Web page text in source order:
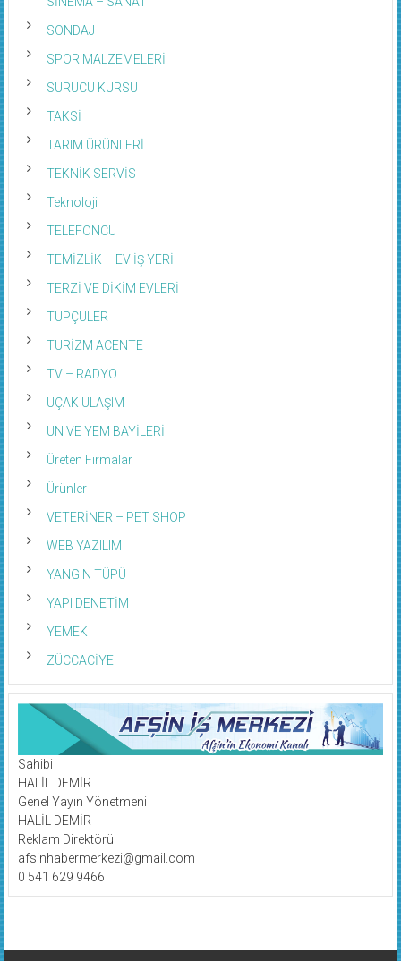
SONDAJ
SPOR MALZEMELERİ
SÜRÜCÜ KURSU
TAKSİ
TARIM ÜRÜNLERİ
TEKNİK SERVİS
Teknoloji
TELEFONCU
TEMİZLİK – EV İŞ YERİ
TERZİ VE DİKİM EVLERİ
TÜPÇÜLER
TURİZM ACENTE
TV – RADYO
UÇAK ULAŞIM
UN VE YEM BAYİLERİ
Üreten Firmalar
Ürünler
VETERİNER – PET SHOP
WEB YAZILIM
YANGIN TÜPÜ
YAPI DENETİM
YEMEK
ZÜCCACİYE
Sahibi
HALİL DEMİR
Genel Yayın Yönetmeni
HALİL DEMİR
Reklam Direktörü
afsinhabermerkezi@gmail.com
0 541 629 9466